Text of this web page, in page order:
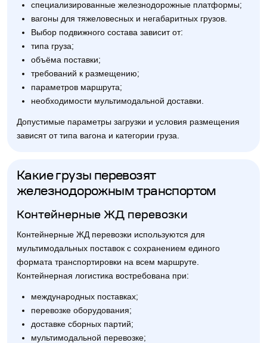
специализированные железнодорожные платформы;
вагоны для тяжеловесных и негабаритных грузов.
Выбор подвижного состава зависит от:
типа груза;
объёма поставки;
требований к размещению;
параметров маршрута;
необходимости мультимодальной доставки.
Допустимые параметры загрузки и условия размещения
зависят от типа вагона и категории груза.
Какие грузы перевозят
железнодорожным транспортом
Контейнерные ЖД перевозки
Контейнерные ЖД перевозки используются для
мультимодальных поставок с сохранением единого
формата транспортировки на всем маршруте.
Контейнерная логистика востребована при:
международных поставках;
перевозке оборудования;
доставке сборных партий;
мультимодальной перевозке;